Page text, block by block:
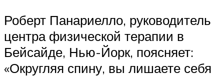
Роберт Панариелло, руководитель
центра физической терапии в
Бейсайде, Нью-Йорк, поясняет:
«Округляя спину, вы лишаете себя